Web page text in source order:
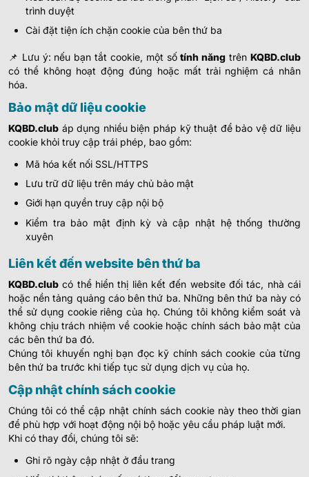
trình duyệt
Cài đặt tiện ích chặn cookie của bên thứ ba
📌 Lưu ý: nếu bạn tắt cookie, một sốtính năng trênKQBD.club
có thể không hoạt động đúng hoặc mất trải nghiệm cá nhân
hóa.
Bảo mật dữ liệu cookie
KQBD.club áp dụng nhiều biện pháp kỹ thuật để bảo vệ dữ liệu
cookie khỏi truy cập trái phép, bao gồm:
Mã hóa kết nối SSL/HTTPS
Lưu trữ dữ liệu trên máy chủ bảo mật
Giới hạn quyền truy cập nội bộ
Kiểm tra bảo mật định kỳ và cập nhật hệ thống thường
xuyên
Liên kết đến website bên thứ ba
KQBD.club có thể hiển thị liên kết đến website đối tác, nhà cái
hoặc nền tảng quảng cáo bên thứ ba. Những bên thứ ba này có
thể sử dụng cookie riêng của họ. Chúng tôi không kiểm soát và
không chịu trách nhiệm về cookie hoặc chính sách bảo mật của
các bên thứ ba đó.
Chúng tôi khuyến nghị bạn đọc kỹ chính sách cookie của từng
bên thứ ba trước khi tiếp tục sử dụng dịch vụ của họ.
Cập nhật chính sách cookie
Chúng tôi có thể cập nhật chính sách cookie này theo thời gian
để phù hợp với hoạt động nội bộ hoặc yêu cầu pháp luật mới.
Khi có thay đổi, chúng tôi sẽ:
Ghi rõ ngày cập nhật ở đầu trang